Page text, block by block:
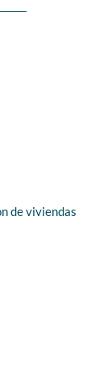
de viviendas